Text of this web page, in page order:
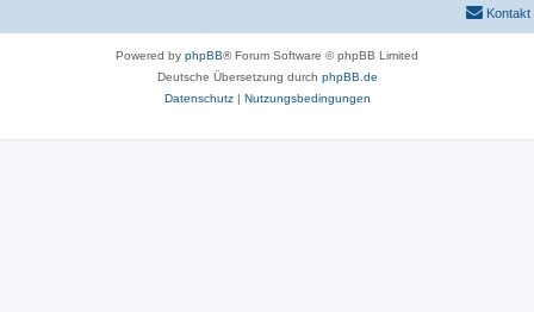
Kontakt
Powered by phpBB® Forum Software © phpBB Limited
Deutsche Übersetzung durch phpBB.de
Datenschutz| Nutzungsbedingungen